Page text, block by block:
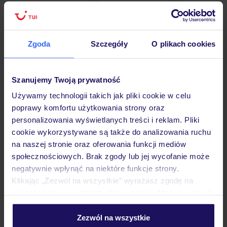
Zgoda Szczegóły O plikach cookies
Szanujemy Twoją prywatność
Używamy technologii takich jak pliki cookie w celu
poprawy komfortu użytkowania strony oraz
personalizowania wyświetlanych treści i reklam. Pliki
cookie wykorzystywane są także do analizowania ruchu
na naszej stronie oraz oferowania funkcji mediów
społecznościowych. Brak zgody lub jej wycofanie może
negatywnie wpłynąć na niektóre funkcje strony.
Klikając „Zezwól na wszystkie” wyrażasz zgodę na
personalizować swój wybór wchodząc w zakładkę
Zezwól na wszystkie
Hotel
Opinie
Pokoje
Wyżywienie
Atrakcje